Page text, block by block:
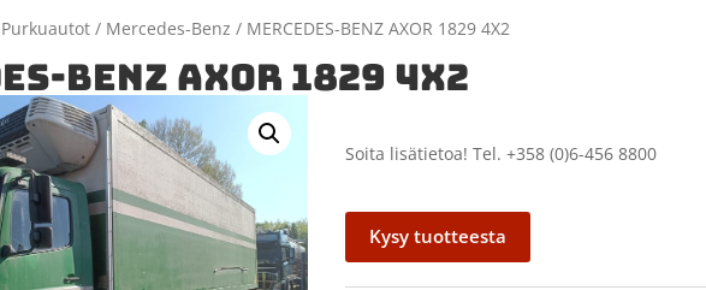
Purkuautot / Mercedes-Benz / MERCEDES-BENZ AXOR 1829 4X2
BENZ AXOR 1829 4X2
Soita lisätietoa! Tel. +358 (0)6-456 8800
Kysy tuotteesta